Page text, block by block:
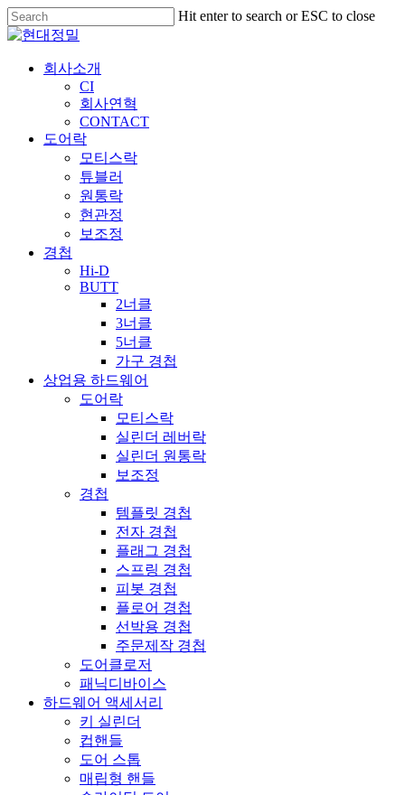
Skip
to
main
content
Hit enter to search or ESC to close
Close
Menu
회사소개
CI
회사연혁
CONTACT
도어락
모티스락
튜블러
원통락
현관정
보조정
경첩
Hi-D
BUTT
2너클
3너클
5너클
가구 경첩
상업용 하드웨어
도어락
모티스락
실린더 레버락
실린더 원통락
보조정
경첩
템플릿 경첩
전자 경첩
플래그 경첩
스프링 경첩
피봇 경첩
플로어 경첩
선박용 경첩
주문제작 경첩
도어클로저
패닉디바이스
하드웨어 액세서리
키 실린더
컵핸들
도어 스톱
매립형 핸들